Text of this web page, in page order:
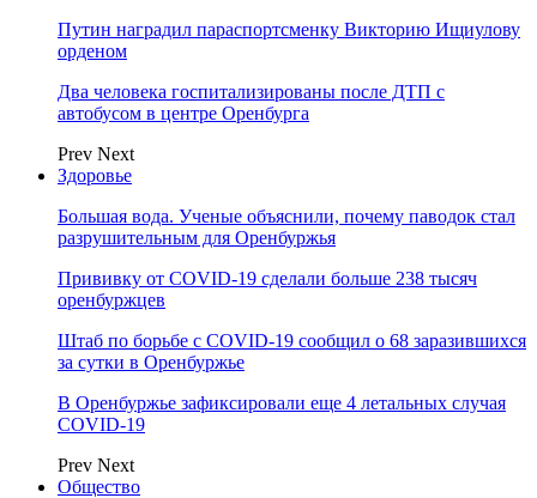
Путин наградил параспортсменку Викторию Ищиулову
орденом
Два человека госпитализированы после ДТП с
автобусом в центре Оренбурга
Prev Next
Здоровье
Большая вода. Ученые объяснили, почему паводок стал
разрушительным для Оренбуржья
Прививку от COVID-19 сделали больше 238 тысяч
оренбуржцев
Штаб по борьбе с СOVID-19 сообщил о 68 заразившихся
за сутки в Оренбуржье
В Оренбуржье зафиксировали еще 4 летальных случая
COVID-19
Prev Next
Общество